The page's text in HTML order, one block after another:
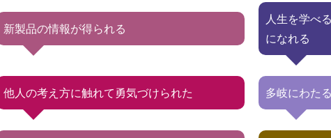
新製品の情報が得られる
人生を学べ
になれる
他人の考え方に触れて勇気づけられた 多岐にわた